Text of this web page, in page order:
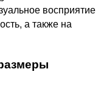
восприятие
а также на